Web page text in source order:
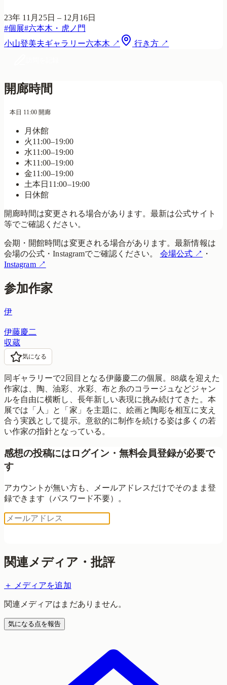
23年 11月25日 – 12月16日
#個展#六本木・虎ノ門
小山登美夫ギャラリー六本木 ↗ 行き方 ↗
開廊時間
本日 11:00 開廊
月休館
火11:00–19:00
水11:00–19:00
木11:00–19:00
金11:00–19:00
土本日 11:00–19:00
日休館
開廊時間は変更される場合があります。最新は公式サイト
等でご確認ください。
会期・開館時間は変更される場合があります。最新情報は
会場の公式・Instagramでご確認ください。
会場公式↗ ・
Instagram↗
参加作家
伊
伊藤慶二
収蔵
気になる
同ギャラリーで2回目となる伊藤慶二の個展。88歳を迎えた
作家は、陶、油彩、水彩、布と糸のコラージュなどジャン
ルを自由に横断し、長年新しい表現に挑み続けてきた。本
展では「人」と「家」を主題に、絵画と陶彫を相互に支え
合う実践として提示。意欲的に制作を続ける姿は多くの若
い作家の指針となっている。
感想の投稿にはログイン・無料会員登録が必要で
す
アカウントが無い方も、メールアドレスだけでそのまま登
録できます（パスワード不要）。
関連メディア・批評
＋ メディアを追加
関連メディアはまだありません。
気になる点を報告